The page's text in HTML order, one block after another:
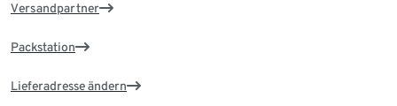
Versandpartner
Packstation
Lieferadresse ändern